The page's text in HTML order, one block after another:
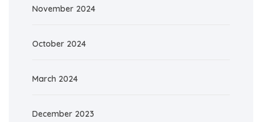
November 2024
October 2024
March 2024
December 2023